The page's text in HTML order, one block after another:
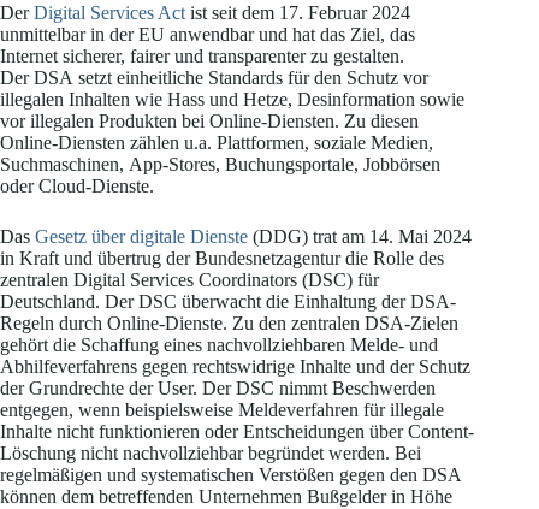
DerDigital Services Act ist seit dem 17. Februar 2024
unmittelbar in der EU anwendbar und hat das Ziel, das
Internet sicherer, fairer und transparenter zu gestalten.
Der DSA setzt einheitliche Standards für den Schutz vor
illegalen Inhalten wie Hass und Hetze, Desinformation sowie
vor illegalen Produkten bei Online-Diensten. Zu diesen
Online-Diensten zählen u.a. Plattformen, soziale Medien,
Suchmaschinen, App-Stores, Buchungsportale, Jobbörsen
oder Cloud-Dienste.
Das Gesetz über digitale Dienste (DDG) trat am 14. Mai 2024
in Kraft und übertrug der Bundesnetzagentur die Rolle des
zentralen Digital Services Coordinators (DSC) für
Deutschland. Der DSC überwacht die Einhaltung der DSA-
Regeln durch Online-Dienste. Zu den zentralen DSA-Zielen
gehört die Schaffung eines nachvollziehbaren Melde- und
Abhilfeverfahrens gegen rechtswidrige Inhalte und der Schutz
der Grundrechte der User. Der DSC nimmt Beschwerden
entgegen, wenn beispielsweise Meldeverfahren für illegale
Inhalte nicht funktionieren oder Entscheidungen über Content-
Löschung nicht nachvollziehbar begründet werden. Bei
regelmäßigen und systematischen Verstößen gegen den DSA
können dem betreffenden Unternehmen Bußgelder in Höhe